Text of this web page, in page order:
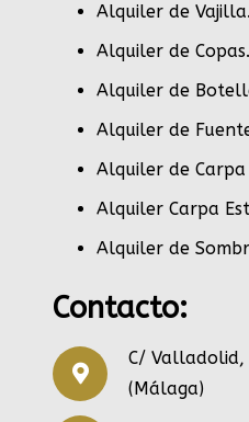
Alquiler de Vajilla.
Alquiler de Copas.
Alquiler de
Alquiler de
Alquiler de
Alquiler Carpa
Alquiler de
Contacto:
C/ Valladolid,
(Málaga)